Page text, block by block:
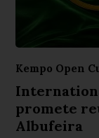
Kempo Open
promete
Albufeira